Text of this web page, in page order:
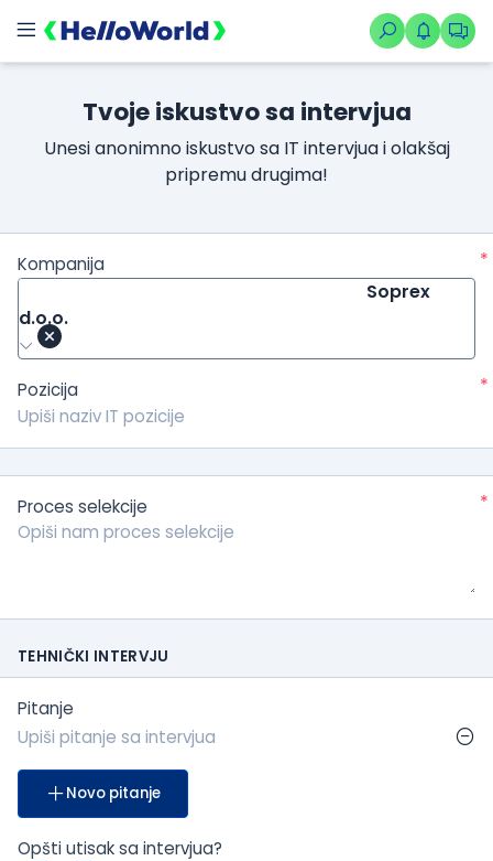
Tvoje iskustvo sa intervjua
Unesi anonimno iskustvo sa IT intervjua i olakšaj
pripremu drugima!
Kompanija
*
Soprex
d.o.o.
Pozicija *
Proces selekcije *
TEHNIČKI INTERVJU
Pitanje
Novo pitanje
Opšti utisak sa intervjua?